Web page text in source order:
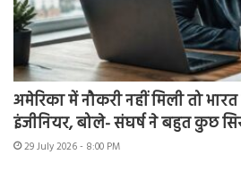
अमेरिका में नौकरी नहीं मिली तो
इंजीनियर, बोले- संघर्ष ने बहुत कुछ
29 July 2026 - 8:00 PM